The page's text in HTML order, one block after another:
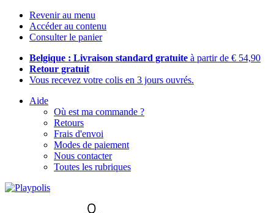
Revenir au menu
Accéder au contenu
Consulter le panier
Belgique : Livraison standard gratuite à partir de € 54,90
Retour gratuit
Vous recevez votre colis en 3 jours ouvrés.
Aide
Où est ma commande ?
Retours
Frais d'envoi
Modes de paiement
Nous contacter
Toutes les rubriques